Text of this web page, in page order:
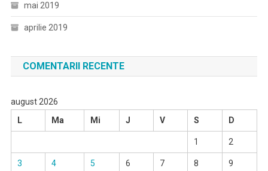
mai 2019
aprilie 2019
COMENTARII RECENTE
august 2026
L
Ma Mi J V S D
1 2
3 4 5 6 7 8 9